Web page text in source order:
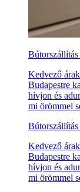
Kedvező
Budapestre
hívjon és
mi örömmel
Kedvező
Budapestre
hívjon és
mi örömmel